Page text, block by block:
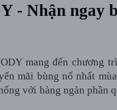
- Nhận ngay
mang đến chương
mãi bùng nổ nhất
với hàng ngàn phần